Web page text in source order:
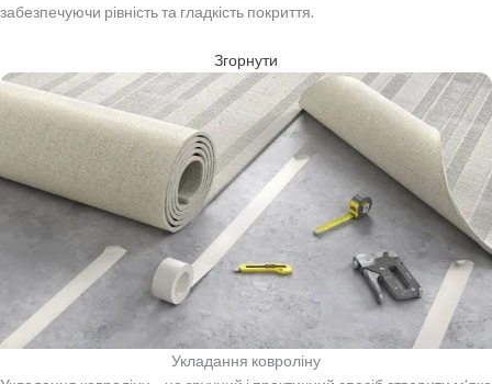
забезпечуючи рівність та гладкість покриття.
Згорнути
Укладання ковроліну